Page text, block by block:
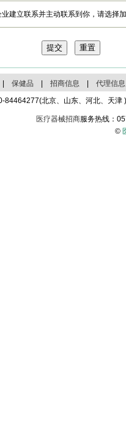
建立联系并主动联系到你，请选择
保健品 招商信息 代理信息
84464277(北京、山东、河北、天
医疗器械招商服务热线：
©